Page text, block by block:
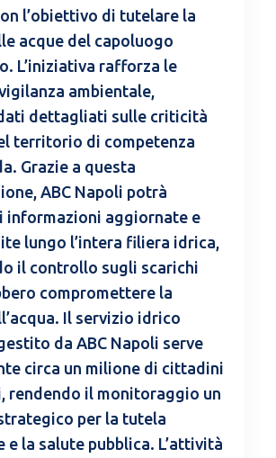
l’obiettivo di tutelare la
acque del capoluogo
L’iniziativa rafforza le
ambientale,
dettagliati sulle criticità
territorio di competenza
Grazie a questa
ABC Napoli potrà
informazioni aggiornate e
lungo l’intera filiera idrica,
il controllo sugli scarichi
compromettere la
Il servizio idrico
da ABC Napoli serve
circa un milione di cittadini
rendendo il monitoraggio un
per la tutela
e la salute pubblica. L’attività